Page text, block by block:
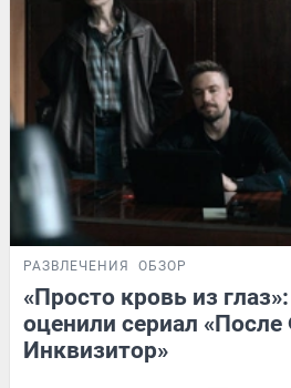
РАЗВЛЕЧЕНИЯ ОБЗОР
«Просто кровь из
оценили сериал
Инквизитор»